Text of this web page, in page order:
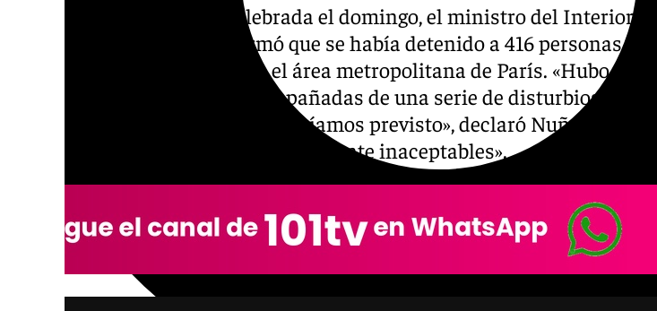
En una rueda de prensa celebrada el domingo, el ministro del Interior
francés, Laurent Nuñez, afirmó que se había detenido a 416 personas en
todo el país, incluidas 283 en el área metropolitana de París. «Hubo
concentraciones festivas acompañadas de una serie de disturbios, lo que
se ajustaba a la situación que habíamos previsto», declaró Nuñez, que
calificó los disturbios de «absolutamente inaceptables».